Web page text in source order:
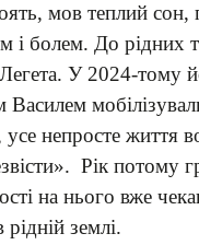
мов теплий сон,
і болем. До рідних
У 2024-тому
усе непросте життя
Рік потому
на нього вже
рідній землі.